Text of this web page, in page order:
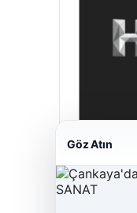
26/05/2026
Göz Atın